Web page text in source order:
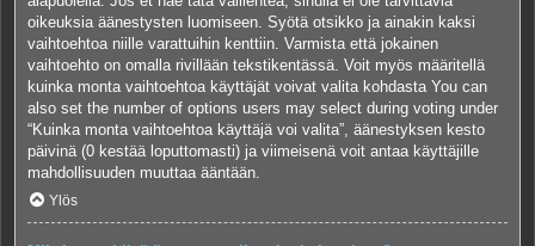
oikeuksia äänestysten luomiseen. Syötä otsikko ja ainakin kaksi
vaihtoehtoa niille varattuihin kenttiin. Varmista että jokainen
vaihtoehto on omalla rivillään tekstikentässä. Voit myös määritellä
kuinka monta vaihtoehtoa käyttäjät voivat valita kohdasta You can
also set the number of options users may select during voting under
“Kuinka monta vaihtoehtoa käyttäjä voi valita”, äänestyksen kesto
päivinä (0 kestää loputtomasti) ja viimeisenä voit antaa käyttäjille
mahdollisuuden muuttaa ääntään.
Ylös